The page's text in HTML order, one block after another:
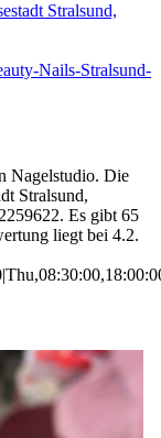
Stralsund,
Nails-Stralsund-
Nagelstudio. Die
Stralsund,
Es gibt 65
liegt bei 4.2.